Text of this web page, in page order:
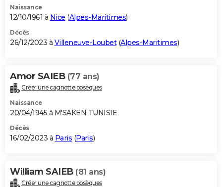
Dictionnaire
Biographies
Citations
Expressions
Proverbes
PROGRAMME TV
S'inscrire
Se connecter
Lycées
Collèges
Primaires
Universités
Entreprises
Service militaire
Avis de recherche
AVIS DE DÉCÈS
Bricolage
Lifestyle
Culture
Sport
Auto
Television
Voyage
Cinema
Naissance
12/10/1961 à Nice (Alpes-Maritimes)
Décès
26/12/2023 à Villeneuve-Loubet(Alpes-Maritimes)
Amor SAIEB (77 ans)
Créer une cagnotte obsèques
Naissance
20/04/1945 à M'SAKEN TUNISIE
Décès
16/02/2023 à Paris (Paris)
William SAIEB (81 ans)
Créer une cagnotte obsèques